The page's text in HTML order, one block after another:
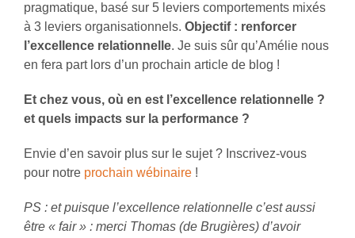
pragmatique, basé sur 5 leviers comportements mixés
à 3 leviers organisationnels. Objectif : renforcer
l’excellence relationnelle. Je suis sûr qu’Amélie nous
en fera part lors d’un prochain article de blog !
Et chez vous, où en est l’excellence relationnelle ?
et quels impacts sur la performance ?
Envie d’en savoir plus sur le sujet ? Inscrivez-vous
pour notre prochain wébinaire!
PS : et puisque l’excellence relationnelle c’est aussi
être « fair » : merci Thomas (de Brugières) d’avoir